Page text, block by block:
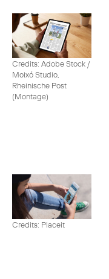
Credits: Adobe Stock /
Moixó Studio,
Rheinische Post
(Montage)
Credits: Placeit